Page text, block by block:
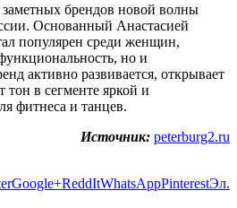
брендов новой волны
Основанный Анастасией
популярен среди женщин,
но и
активно развивается, открывает
тон в сегменте яркой и
фитнеса и танцев.
Источник: peterburg2.ru
Google+ReddItWhatsAppPinterestЭл.